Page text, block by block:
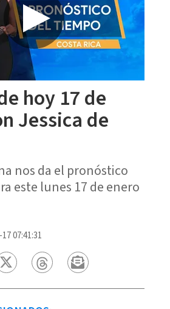
hoy 17 de
Jessica de
nos da el pronóstico
este lunes 17 de enero
07:41:31